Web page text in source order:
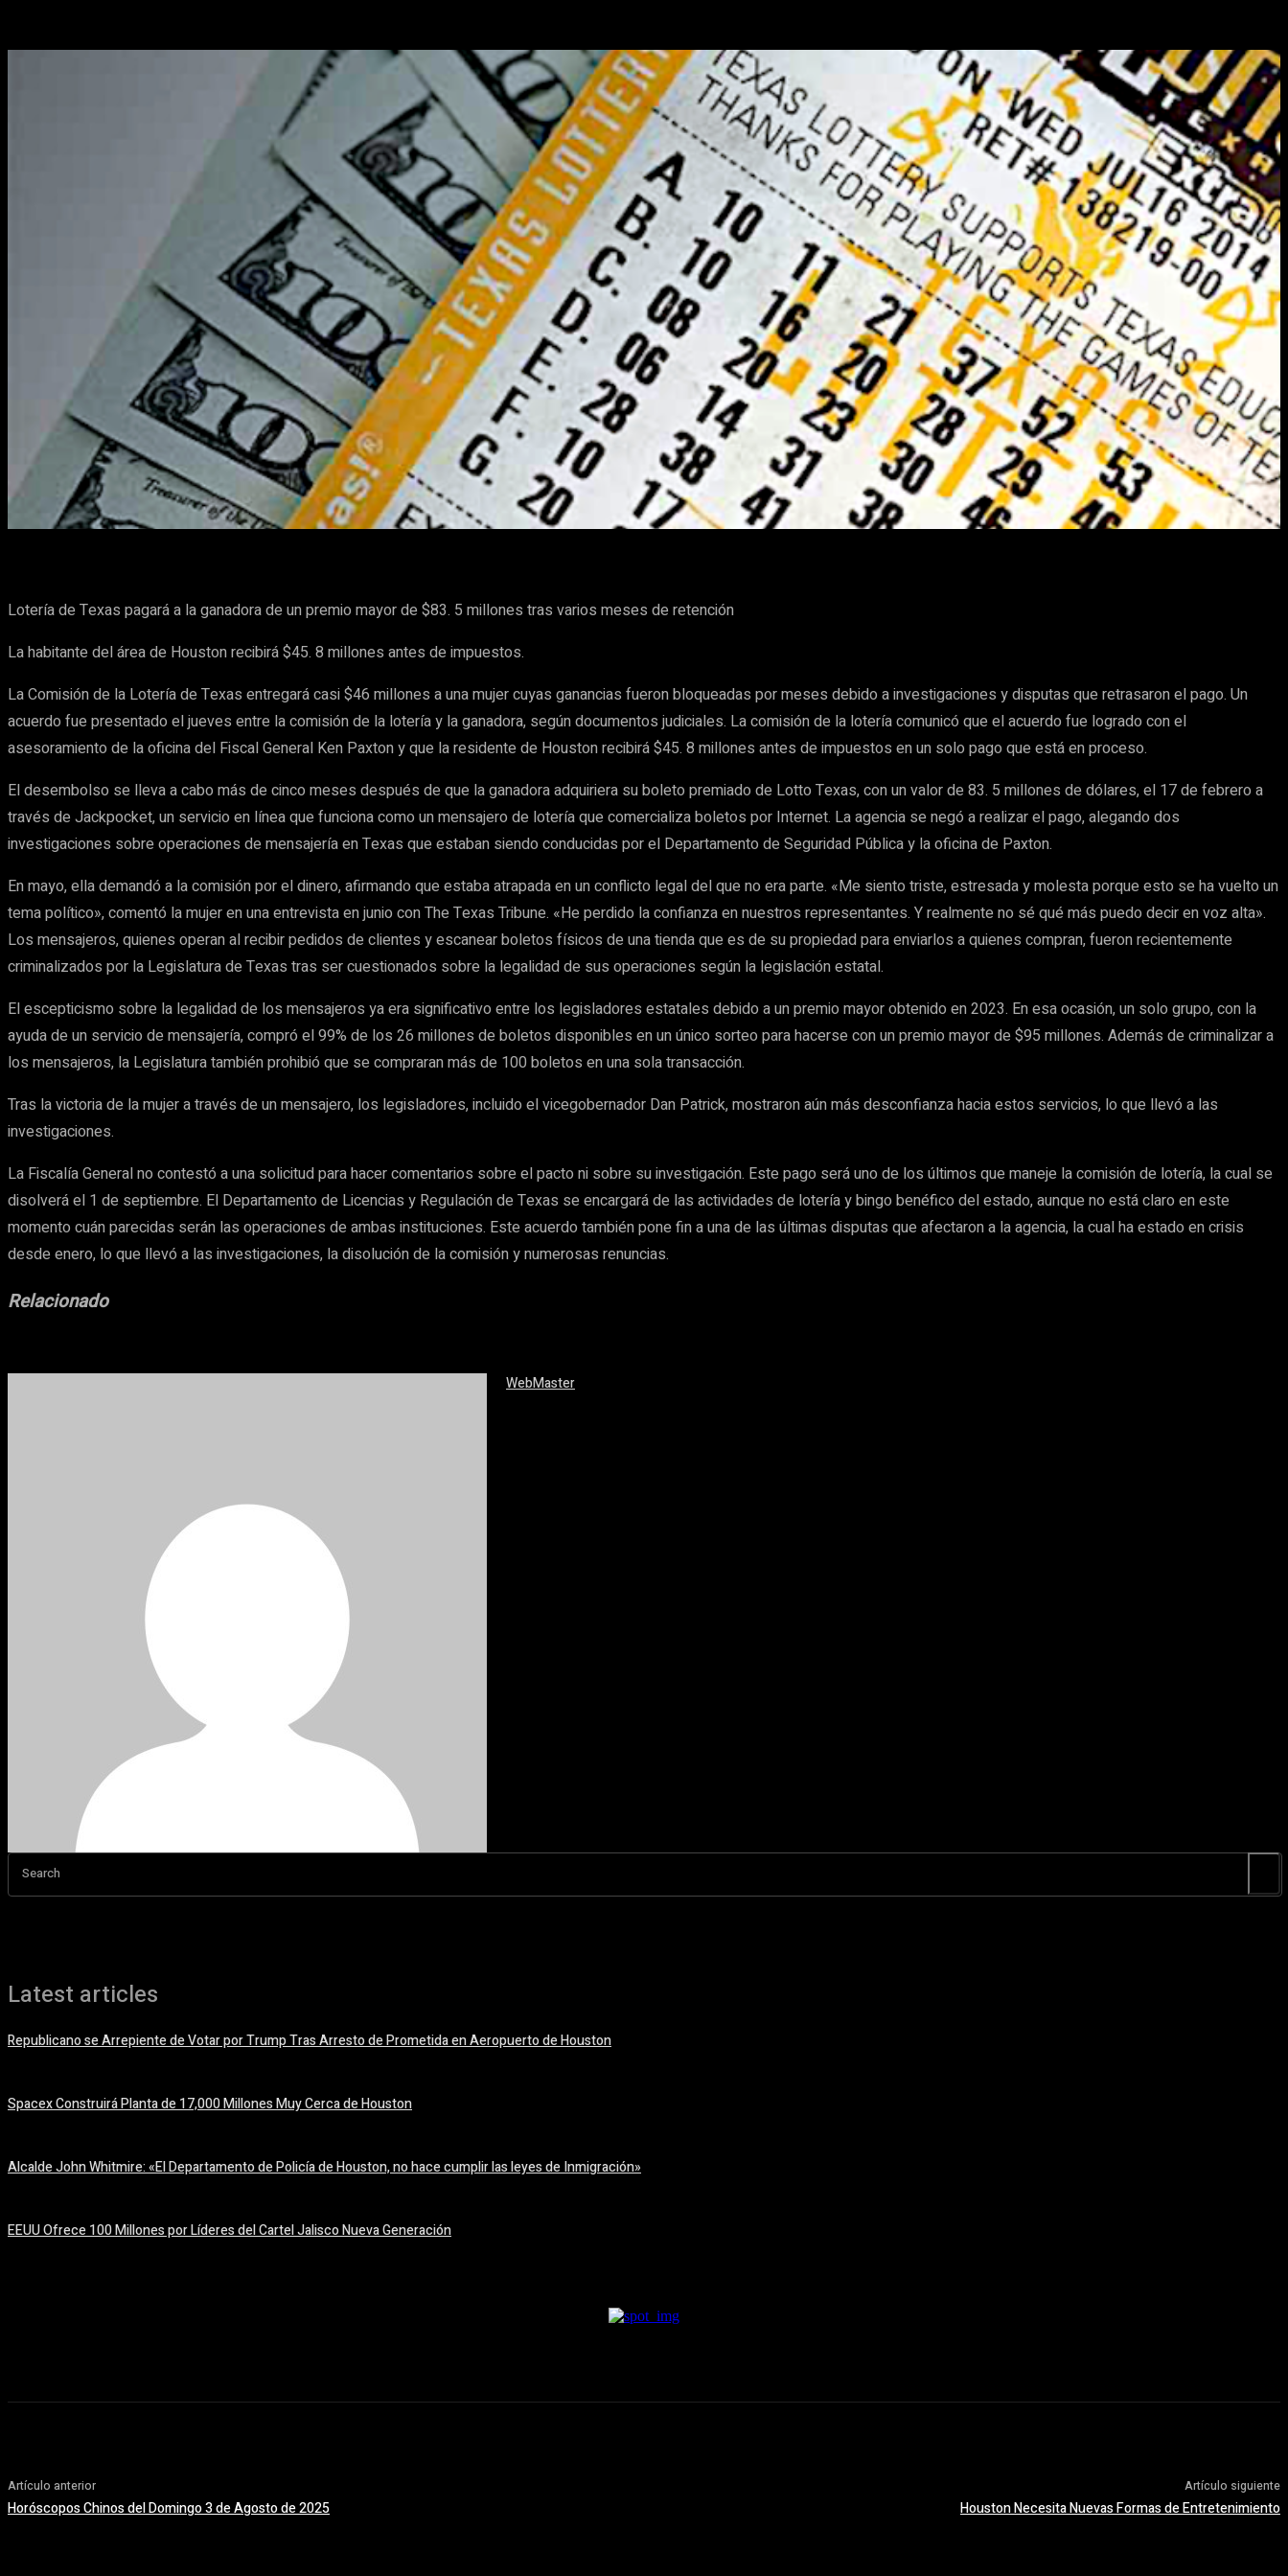
Cuota Facebook X Pinterest WhatsApp
Lotería de Texas pagará a la ganadora de un premio mayor de $83. 5 millones tras varios meses de retención
La habitante del área de Houston recibirá $45. 8 millones antes de impuestos.
La Comisión de la Lotería de Texas entregará casi $46 millones a una mujer cuyas ganancias fueron bloqueadas por meses debido a investigaciones y disputas que retrasaron el pago. Un
acuerdo fue presentado el jueves entre la comisión de la lotería y la ganadora, según documentos judiciales. La comisión de la lotería comunicó que el acuerdo fue logrado con el
asesoramiento de la oficina del Fiscal General Ken Paxton y que la residente de Houston recibirá $45. 8 millones antes de impuestos en un solo pago que está en proceso.
El desembolso se lleva a cabo más de cinco meses después de que la ganadora adquiriera su boleto premiado de Lotto Texas, con un valor de 83. 5 millones de dólares, el 17 de febrero a
través de Jackpocket, un servicio en línea que funciona como un mensajero de lotería que comercializa boletos por Internet. La agencia se negó a realizar el pago, alegando dos
investigaciones sobre operaciones de mensajería en Texas que estaban siendo conducidas por el Departamento de Seguridad Pública y la oficina de Paxton.
En mayo, ella demandó a la comisión por el dinero, afirmando que estaba atrapada en un conflicto legal del que no era parte. «Me siento triste, estresada y molesta porque esto se ha vuelto un
tema político», comentó la mujer en una entrevista en junio con The Texas Tribune. «He perdido la confianza en nuestros representantes. Y realmente no sé qué más puedo decir en voz alta».
Los mensajeros, quienes operan al recibir pedidos de clientes y escanear boletos físicos de una tienda que es de su propiedad para enviarlos a quienes compran, fueron recientemente
criminalizados por la Legislatura de Texas tras ser cuestionados sobre la legalidad de sus operaciones según la legislación estatal.
El escepticismo sobre la legalidad de los mensajeros ya era significativo entre los legisladores estatales debido a un premio mayor obtenido en 2023. En esa ocasión, un solo grupo, con la
ayuda de un servicio de mensajería, compró el 99% de los 26 millones de boletos disponibles en un único sorteo para hacerse con un premio mayor de $95 millones. Además de criminalizar a
los mensajeros, la Legislatura también prohibió que se compraran más de 100 boletos en una sola transacción.
Tras la victoria de la mujer a través de un mensajero, los legisladores, incluido el vicegobernador Dan Patrick, mostraron aún más desconfianza hacia estos servicios, lo que llevó a las
investigaciones.
La Fiscalía General no contestó a una solicitud para hacer comentarios sobre el pacto ni sobre su investigación. Este pago será uno de los últimos que maneje la comisión de lotería, la cual se
disolverá el 1 de septiembre. El Departamento de Licencias y Regulación de Texas se encargará de las actividades de lotería y bingo benéfico del estado, aunque no está claro en este
momento cuán parecidas serán las operaciones de ambas instituciones. Este acuerdo también pone fin a una de las últimas disputas que afectaron a la agencia, la cual ha estado en crisis
desde enero, lo que llevó a las investigaciones, la disolución de la comisión y numerosas renuncias.
Relacionado
WebMaster
Search
Latest articles
Republicano se Arrepiente de Votar por Trump Tras Arresto de Prometida en Aeropuerto de Houston
Spacex Construirá Planta de 17,000 Millones Muy Cerca de Houston
Alcalde John Whitmire: «El Departamento de Policía de Houston, no hace cumplir las leyes de Inmigración»
EEUU Ofrece 100 Millones por Líderes del Cartel Jalisco Nueva Generación
Artículo anterior
Horóscopos Chinos del Domingo 3 de Agosto de 2025
Artículo siguiente
Houston Necesita Nuevas Formas de Entretenimiento